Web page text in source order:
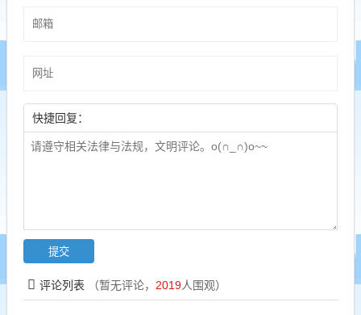
快捷回复：
评论列表 （暂无评论， 2019人围观）